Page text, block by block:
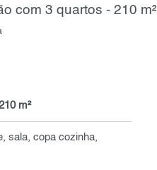
com 3 quartos - 210 m²
m²
sala, copa cozinha,